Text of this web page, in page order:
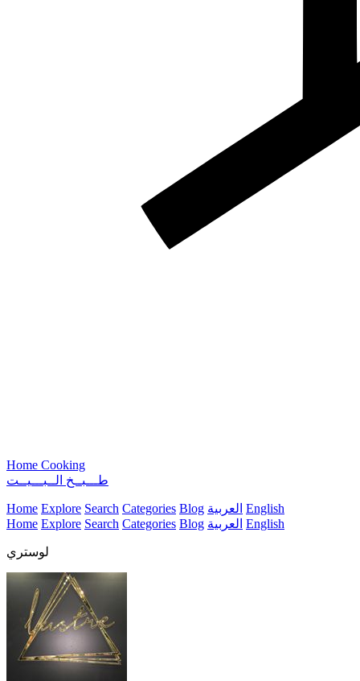
Home Cooking
طـــبــخ الــبـــيــت
Home Explore Search Categories Blog العربية English
Home Explore Search Categories Blog العربية English
لوستري